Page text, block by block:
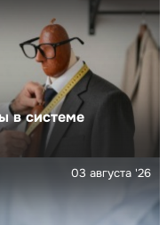
в системе
03 августа '26